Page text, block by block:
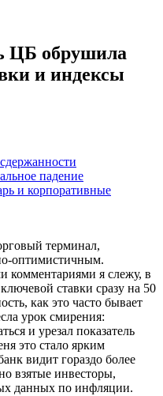
ЦБ обрушила
и индексы
падение
и корпоративные
терминал,
оптимистичным.
комментариями я слежу, в
ставки сразу на 50
как это часто бывает
урок смирения:
и урезал показатель
это стало ярким
видит гораздо более
взятые инвесторы,
данных по инфляции.